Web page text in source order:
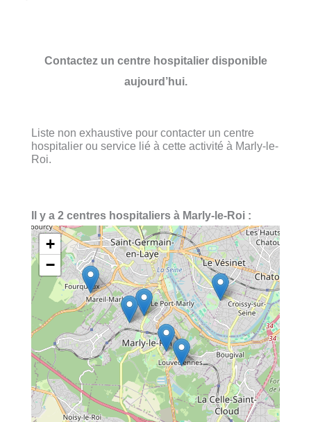
Contactez un centre hospitalier disponible
aujourd’hui.
Liste non exhaustive pour contacter un centre
hospitalier ou service lié à cette activité à Marly-le-
Roi.
Il y a 2 centres hospitaliers à Marly-le-Roi :
+
−